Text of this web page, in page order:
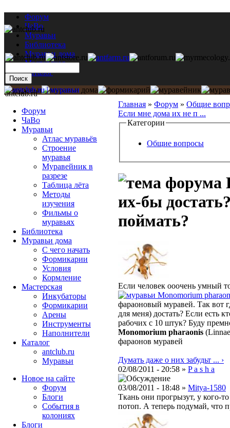
Форум
ЧаВо
Муравьи
Библиотека
Муравьи дома
Мастерская
Каталог
Главная » Форум » Общие
Если мне дома их не п ...
Категории
Общие вопросы
их-бы
поймать?
Если человек ооочень умный
Monomorium
фараоновый муравей. Так вот
для меня) достать? Если есть
рабочих с 10 штук? Буду
Monomorium pharaonis
фараонов муравей
Думать даже о них забудьт ... ›
02/08/2011 - 20:58 » P a s h a
03/08/2011 - 18:48 » Mitya-1580
Ткань они прогрызут, у кого-
потоп. А теперь подумай, что
antclub.ru
Форум
ЧаВо
Муравьи
Атлас муравьёв
Строение
муравья
Муравейник в
разрезе
Таблица лёта
Методы
изучения
Фильмы о
муравьях
Библиотека
Муравьи дома
С чего начать
Формикарии
Условия
Кормление
Мастерская
Инкубаторы
Формикарии
Арены
Инструменты
Наполнители
Каталог
antclub.ru
Муравьи
Новое на сайте
Форум
Блоги
События в
колониях
Блоги